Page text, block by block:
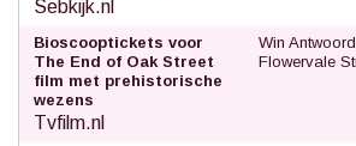
Sebkijk.nl
Bioscooptickets voor
The End of Oak Street
film met prehistorische
wezens
Tvfilm.nl
Win
Flowervale